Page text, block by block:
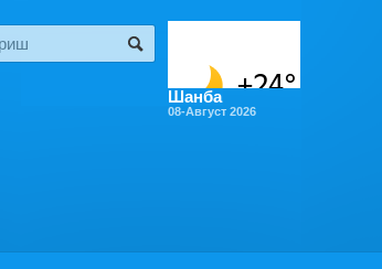
Шанба
08-Август 2026